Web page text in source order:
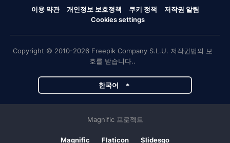
이용 약관 개인정보 보호정책 쿠키 정책
저작권 알림
Cookies settings
Copyright © 2010-2026 Freepik Company S.L.U. 저작권법의 보
호를 받습니다..
한국어
Magnific 프로젝트
Magnific Flaticon Slidesgo